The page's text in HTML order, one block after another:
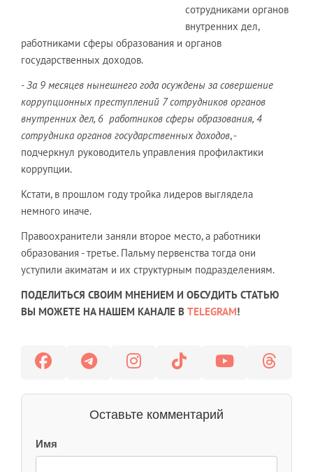
сотрудниками органов
внутренних дел,
работниками сферы образования и органов
государственных доходов.
- За 9 месяцев нынешнего года осуждены за совершение
коррупционных преступлений 7 сотрудников органов
внутренних дел, 6 работников сферы образования, 4
сотрудника органов государственных доходов, -
подчеркнул руководитель управления профилактики
коррупции.
Кстати, в прошлом году тройка лидеров выглядела
немного иначе.
Правоохранители заняли второе место, а работники
образования - третье. Пальму первенства тогда они
уступили акиматам и их структурным подразделениям.
ПОДЕЛИТЬСЯ СВОИМ МНЕНИЕМ И ОБСУДИТЬ СТАТЬЮ
ВЫ МОЖЕТЕ НА НАШЕМ КАНАЛЕ В TELEGRAM!
Оставьте комментарий
Имя